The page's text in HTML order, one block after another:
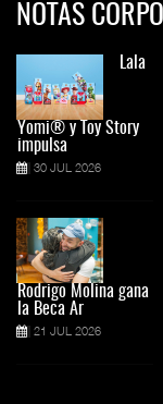
NOTAS
Lala
Yomi® y Toy Story
impulsa
30 JUL 2026
Rodrigo Molina gana
la Beca Ar
21 JUL 2026